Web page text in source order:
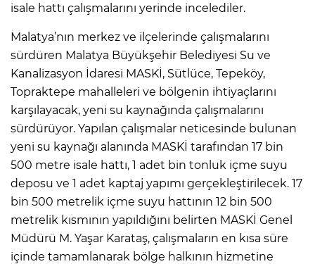
isale hattı çalışmalarını yerinde incelediler.
Malatya’nın merkez ve ilçelerinde çalışmalarını
sürdüren Malatya Büyükşehir Belediyesi Su ve
Kanalizasyon İdaresi MASKİ, Sütlüce, Tepeköy,
Topraktepe mahalleleri ve bölgenin ihtiyaçlarını
karşılayacak, yeni su kaynağında çalışmalarını
sürdürüyor. Yapılan çalışmalar neticesinde bulunan
yeni su kaynağı alanında MASKİ tarafından 17 bin
500 metre isale hattı, 1 adet bin tonluk içme suyu
deposu ve 1 adet kaptaj yapımı gerçekleştirilecek. 17
bin 500 metrelik içme suyu hattının 12 bin 500
metrelik kısmının yapıldığını belirten MASKİ Genel
Müdürü M. Yaşar Karataş, çalışmaların en kısa süre
içinde tamamlanarak bölge halkının hizmetine